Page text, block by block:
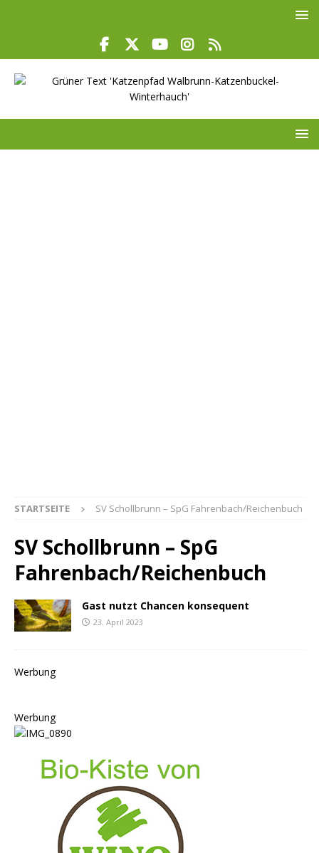
STARTSEITE SV Schollbrunn – SpG Fahrenbach/Reichenbuch
SV Schollbrunn – SpG
Fahrenbach/Reichenbuch
Gast nutzt Chancen konsequent
23. April 2023
Werbung
Werbung